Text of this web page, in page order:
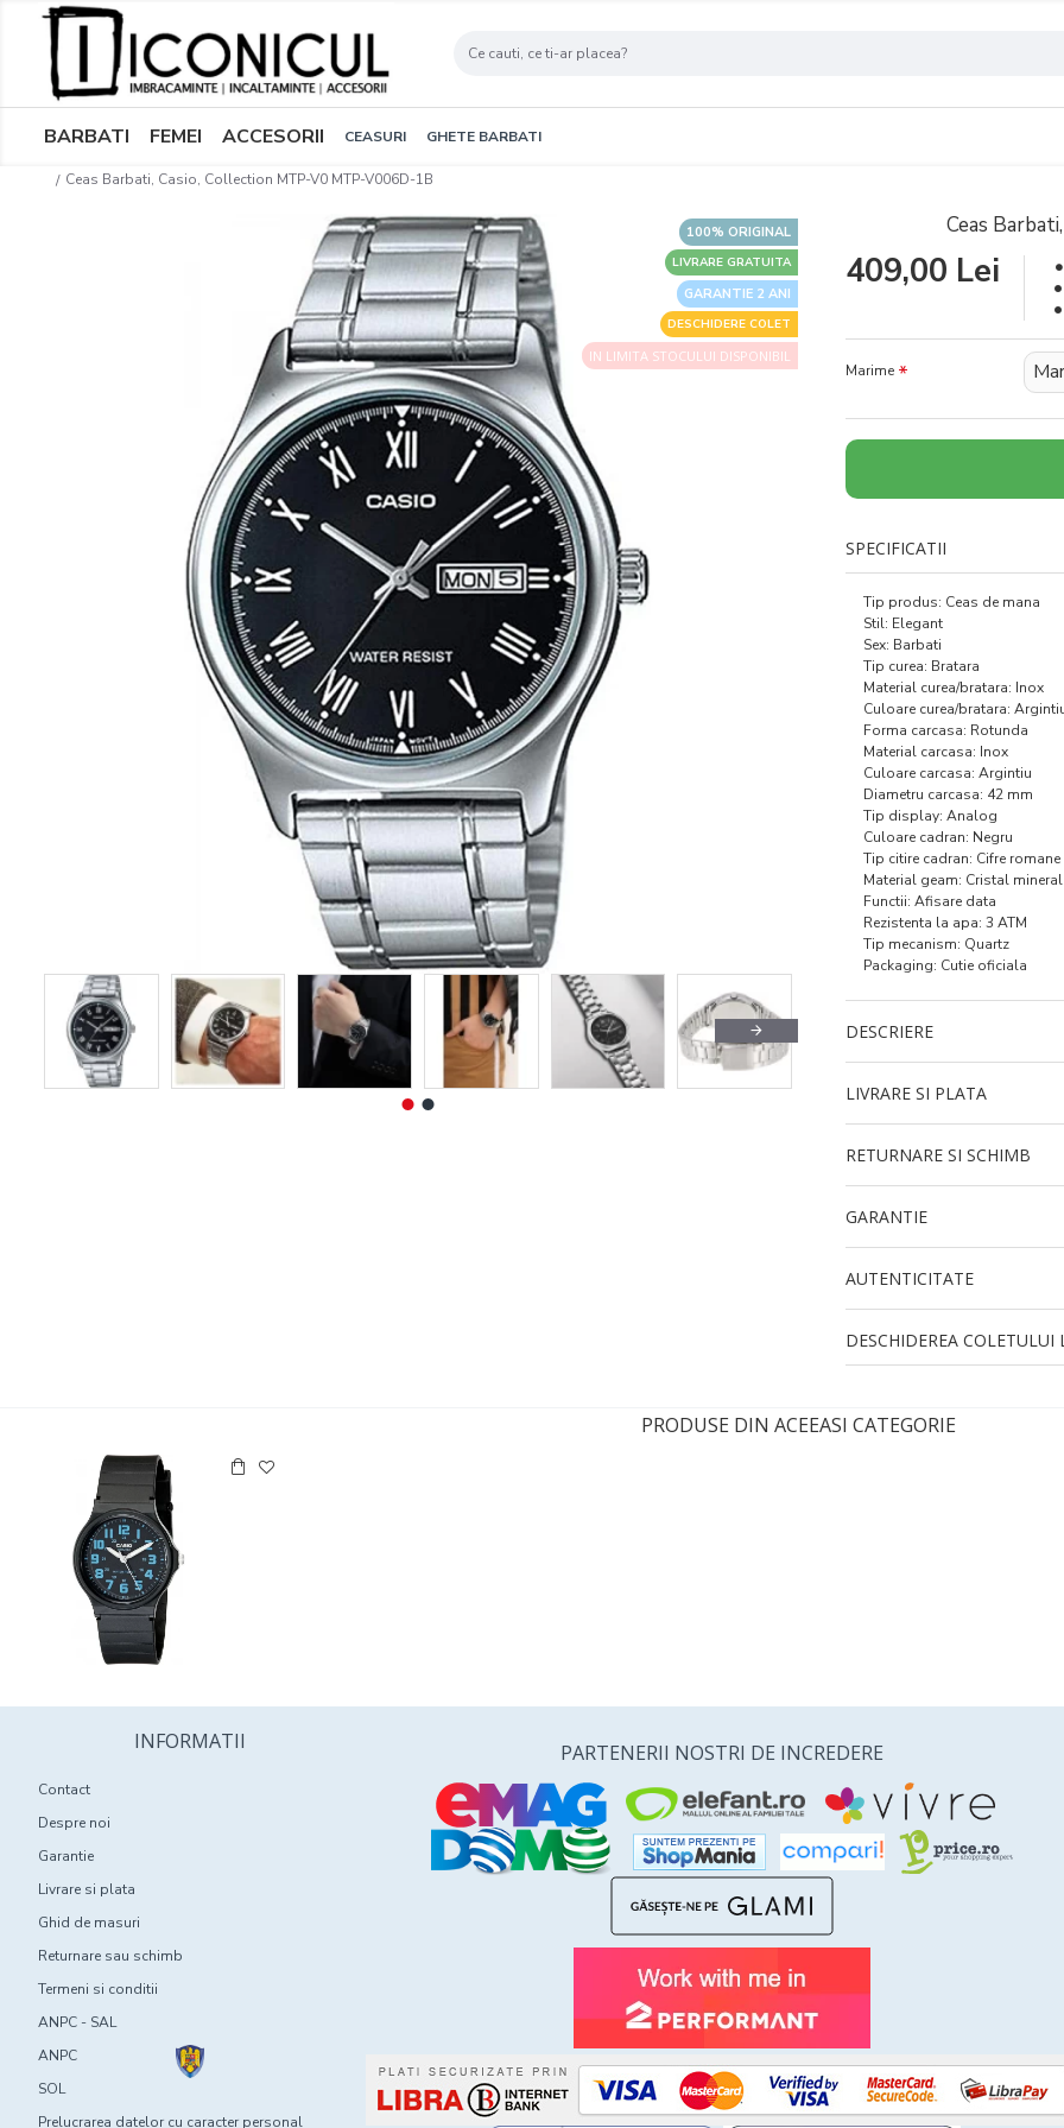
BARBATI FEMEI ACCESORII CEASURI GHETE BARBATI
Ceas Barbati, Casio, Collection MTP-V0 MTP-V006D-1B
GARANTIE 2 ANI
100% ORIGINAL
LIVRARE GRATUITA
DESCHIDERE COLET
IN LIMITA STOCULUI DISPONIBIL
Ceas
409,00 Lei
Marime
SPECIFICATII
Tip produs: Ceas de mana
Stil: Elegant
Sex: Barbati
Tip curea: Bratara
Material curea/bratara: Inox
Culoare curea/bratara:
Forma carcasa: Rotunda
Material carcasa: Inox
Culoare carcasa: Argintiu
Diametru carcasa: 42 mm
Tip display: Analog
Culoare cadran: Negru
Tip citire cadran: Cifre romane
Material geam: Cristal mineral
Functii: Afisare data
Rezistenta la apa: 3 ATM
Tip mecanism: Quartz
Packaging: Cutie oficiala
DESCRIERE
LIVRARE SI PLATA
RETURNARE SI SCHIMB
GARANTIE
AUTENTICITATE
DESCHIDEREA COLETULUI
PRODUSE DIN ACEEASI CATEGORIE
INFORMATII
Contact
Despre noi
Garantie
Livrare si plata
Ghid de masuri
Returnare sau schimb
Termeni si conditii
ANPC - SAL
ANPC
SOL
Prelucrarea datelor cu caracter personal
PARTENERII NOSTRI DE INCREDERE